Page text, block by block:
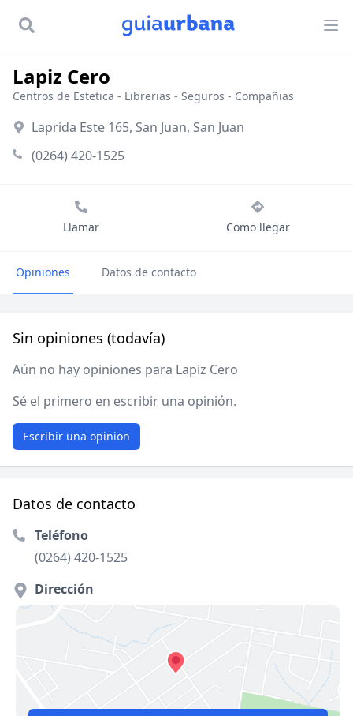
Lapiz Cero
Centros de Estetica - Librerias - Seguros - Compañias
Laprida Este 165, San Juan, San Juan
(0264) 420-1525
Llamar Como llegar
Opiniones Datos de contacto
Sin opiniones (todavía)
Aún no hay opiniones para Lapiz Cero
Sé el primero en escribir una opinión.
Escribir una opinion
Datos de contacto
Teléfono
(0264) 420-1525
Dirección